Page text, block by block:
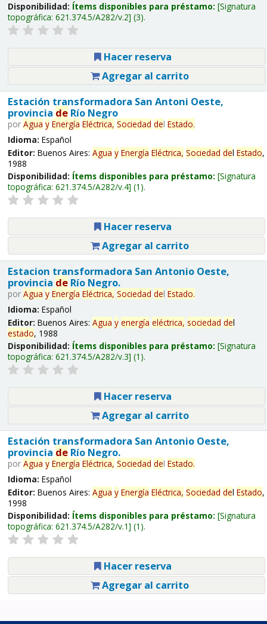
Disponibilidad: Ítems disponibles para préstamo: Signatura
topográfica: 621.374.5/A282/v.2 (3).
Hacer reserva
Agregar al carrito
Estación transformadora San Antoni Oeste,
provincia deRío Negro
por Agua y Energía Eléctrica, Sociedad del Estado.
Idioma: Español
Editor: Buenos Aires: Agua y Energía Eléctrica, Sociedad del Estado,
1988
Disponibilidad: Ítems disponibles para préstamo: Signatura
topográfica: 621.374.5/A282/v.4 (1).
Hacer reserva
Agregar al carrito
Estacion transformadora San Antonio Oeste,
provincia deRío Negro.
por Agua y Energía Eléctrica, Sociedad del Estado.
Idioma: Español
Editor: Buenos Aires: Agua y energía eléctrica, sociedad del
estado, 1988
Disponibilidad: Ítems disponibles para préstamo: Signatura
topográfica: 621.374.5/A282/v.3 (1).
Hacer reserva
Agregar al carrito
Estación transformadora San Antonio Oeste,
provincia deRío Negro.
por Agua y Energía Eléctrica, Sociedad del Estado.
Idioma: Español
Editor: Buenos Aires: Agua y Energía Eléctrica, Sociedad del Estado,
1998
Disponibilidad: Ítems disponibles para préstamo: Signatura
topográfica: 621.374.5/A282/v.1 (1).
Hacer reserva
Agregar al carrito